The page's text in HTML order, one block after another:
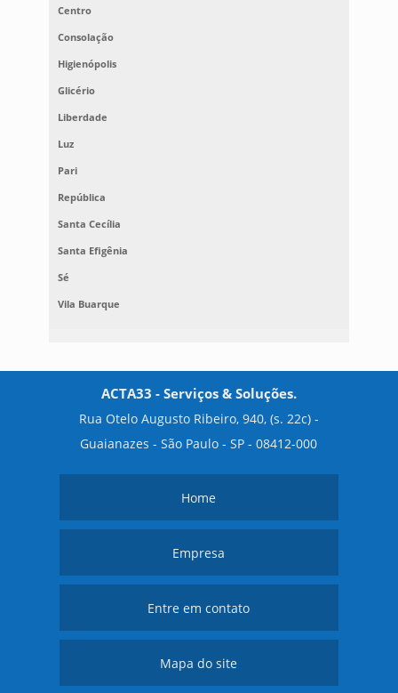
Centro
Consolação
Higienópolis
Glicério
Liberdade
Luz
Pari
República
Santa Cecília
Santa Efigênia
Sé
Vila Buarque
ACTA33 - Serviços & Soluções.
Rua Otelo Augusto Ribeiro, 940, (s. 22c) -
Guaianazes - São Paulo - SP - 08412-000
Home
Empresa
Entre em contato
Mapa do site